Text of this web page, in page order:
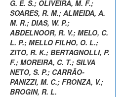
G. E. S.; OLIVEIRA, M. F.;
SOARES, R. M.; ALMEIDA, A.
M. R.; DIAS, W. P.;
ABDELNOOR, R. V.; MELO, C.
L. P.; MELLO FILHO, O. L.;
ZITO, R. K.; BERTAGNOLLI, P.
F.; MOREIRA, C. T.; SILVA
NETO, S. P.; CARRÃO-
PANIZZI, M. C.; FRONZA, V.;
BROGIN, R. L.